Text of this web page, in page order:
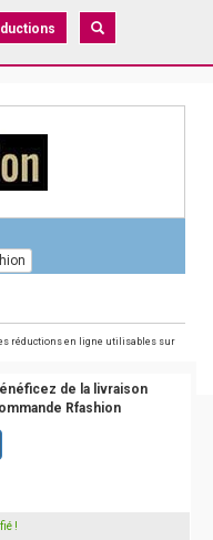
réductions en ligne utilisables sur
de la livraison
Rfashion
!